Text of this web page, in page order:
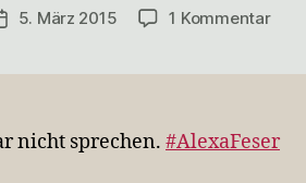
5. März 2015 1 Kommentarzu
nicht sprechen. #AlexaFeser